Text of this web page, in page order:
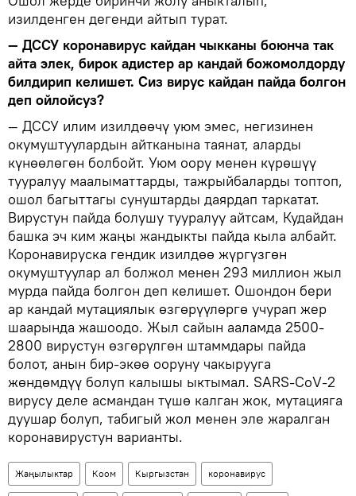
изилденген дегенди айтып турат.
— ДССУ коронавирус кайдан чыкканы боюнча так
айта элек, бирок адистер ар кандай божомолдорду
билдирип келишет. Сиз вирус кайдан пайда болгон
деп ойлойсуз?
— ДССУ илим изилдөөчү уюм эмес, негизинен
окумуштуулардын айтканына таянат, аларды
күнөөлөгөн болбойт. Уюм оору менен күрөшүү
тууралуу маалыматтарды, тажрыйбаларды топтоп,
ошол багыттагы сунуштарды даярдап таркатат.
Вирустун пайда болушу тууралуу айтсам, Кудайдан
башка эч ким жаңы жандыкты пайда кыла албайт.
Коронавируска гендик изилдөө жүргүзгөн
окумуштуулар ал болжол менен 293 миллион жыл
мурда пайда болгон деп келишет. Ошондон бери
ар кандай мутациялык өзгөрүүлөргө учурап жер
шаарында жашоодо. Жыл сайын ааламда 2500-
2800 вирустун өзгөрүлгөн штаммдары пайда
болот, анын бир-экөө ооруну чакырууга
жөндөмдүү болуп калышы ыктымал. SARS-CoV-2
вирусу деле асмандан түшө калган жок, мутацияга
дуушар болуп, табигый жол менен эле жаралган
коронавирустун варианты.
Жаңылыктар Коом Кыргызстан коронавирус